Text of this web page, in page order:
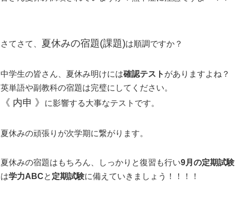
さてさて、 夏休みの宿題(課題)は順調ですか？
中学生の皆さん、夏休み明けには確認テスト がありますよね？
英単語や副教科の宿題は完璧にしてください。
《 内申 》 に影響する大事なテストです。
夏休みの頑張りが次学期に繋がります。
夏休みの宿題はもちろん、しっかりと復習も行い9月の定期試験
は学力ABCと 定期試験に備えていきましょう！！！！